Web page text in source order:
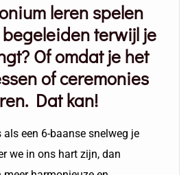
leren spelen
begeleiden terwijl je
Of omdat je het
of ceremonies
Dat kan!
als een 6-baanse snelweg je
we in ons hart zijn, dan